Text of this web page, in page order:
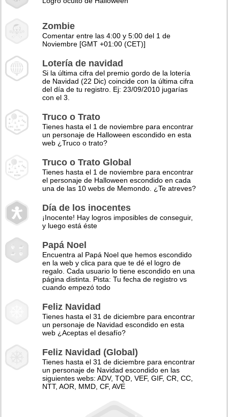
Zombie
Comentar entre las 4:00 y 5:00 del 1 de
Noviembre [GMT +01:00 (CET)]
Lotería de navidad
Si la última cifra del premio gordo de la lotería
de Navidad (22 Dic) coincide con la última cifra
del día de tu registro. Ej: 23/09/2010 jugarías
con el 3.
Truco o Trato
Tienes hasta el 1 de noviembre para encontrar
un personaje de Halloween escondido en esta
web ¿Truco o trato?
Truco o Trato Global
Tienes hasta el 1 de noviembre para encontrar
el personaje de Halloween escondido en cada
una de las 10 webs de Memondo. ¿Te atreves?
Día de los inocentes
¡Inocente! Hay logros imposibles de conseguir,
y luego está éste
Papá Noel
Encuentra al Papá Noel que hemos escondido
en la web y clica para que te dé el logro de
regalo. Cada usuario lo tiene escondido en una
página distinta. Pista: Tu fecha de registro vs
cuando empezó todo
Feliz Navidad
Tienes hasta el 31 de diciembre para encontrar
un personaje de Navidad escondido en esta
web ¿Aceptas el desafío?
Feliz Navidad (Global)
Tienes hasta el 31 de diciembre para encontrar
un personaje de Navidad escondido en las
siguientes webs: ADV, TQD, VEF, GIF, CR, CC,
NTT, AOR, MMD, CF, AVE